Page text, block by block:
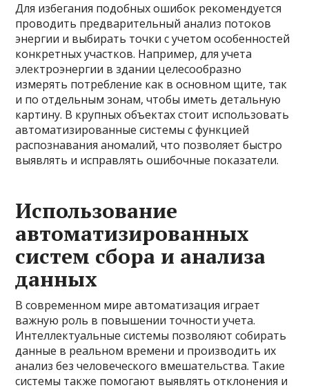
Для избегания подобных ошибок рекомендуется
проводить предварительный анализ потоков
энергии и выбирать точки с учетом особенностей
конкретных участков. Например, для учета
электроэнергии в здании целесообразно
измерять потребление как в основном щите, так
и по отдельным зонам, чтобы иметь детальную
картину. В крупных объектах стоит использовать
автоматизированные системы с функцией
распознавания аномалий, что позволяет быстро
выявлять и исправлять ошибочные показатели.
Использование
автоматизированных
систем сбора и анализа
данных
В современном мире автоматизация играет
важную роль в повышении точности учета.
Интеллектуальные системы позволяют собирать
данные в реальном времени и производить их
анализ без человеческого вмешательства. Такие
системы также помогают выявлять отклонения и